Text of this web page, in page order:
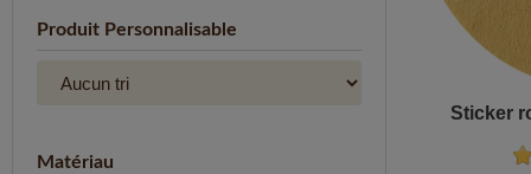
Produit Personnalisable
Matériau
Sticker